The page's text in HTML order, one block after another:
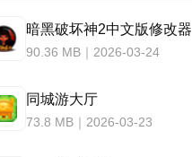
暗黑破坏神2中文版修改器
90.36 MB｜2026-03-24
同城游大厅
73.8 MB｜2026-03-23